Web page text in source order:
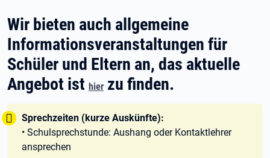
Wir bieten auch allgemeine
Informationsveranstaltungen für
Schüler und Eltern an, das aktuelle
Angebot ist hier zu finden.
Tipp:
Sprechzeiten (kurze Auskünfte):
• Schulsprechstunde: Aushang oder Kontaktlehrer
ansprechen